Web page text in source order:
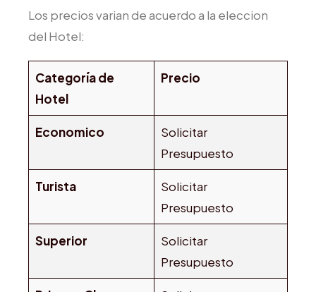
Los precios varian de acuerdo a la eleccion
del Hotel:
Categoría de
Hotel
Precio
Economico
Solicitar
Presupuesto
Turista
Solicitar
Presupuesto
Superior
Solicitar
Presupuesto